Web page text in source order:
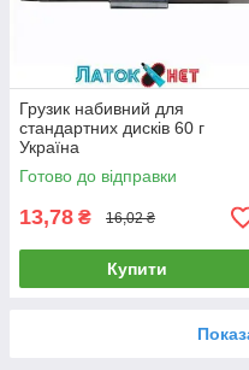
Грузик набивний для
стандартних дисків 60 г
Україна
Готово до відправки
13,78 ₴ 16,02 ₴
Купити